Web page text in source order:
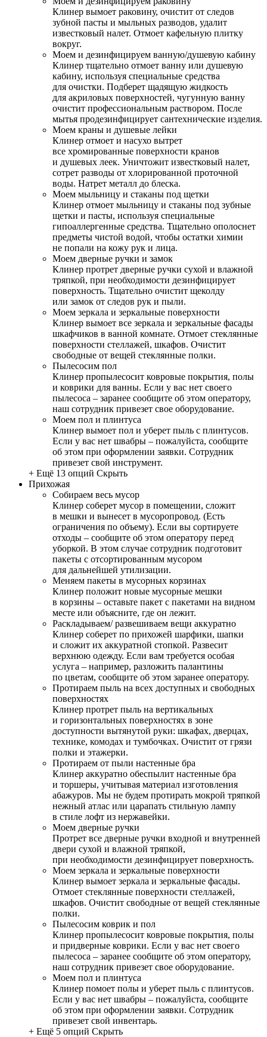
Клинер вымоет раковину, очистит от следов
зубной пасты и мыльных разводов, удалит
известковый налет. Отмоет кафельную плитку
вокруг.
Моем и дезинфицируем ванную/душевую кабину
Клинер тщательно отмоет ванну или душевую
кабину, используя специальные средства
для очистки. Подберет щадящую жидкость
для акриловых поверхностей, чугунную ванну
очистит профессиональным раствором. После
мытья продезинфицирует сантехнические изделия.
Моем краны и душевые лейки
Клинер отмоет и насухо вытрет
все хромированные поверхности кранов
и душевых леек. Уничтожит известковый налет,
сотрет разводы от хлорированной проточной
воды. Натрет металл до блеска.
Моем мыльницу и стаканы под щетки
Клинер отмоет мыльницу и стаканы под зубные
щетки и пасты, используя специальные
гипоаллергенные средства. Тщательно ополоснет
предметы чистой водой, чтобы остатки химии
не попали на кожу рук и лица.
Моем дверные ручки и замок
Клинер протрет дверные ручки сухой и влажной
тряпкой, при необходимости дезинфицирует
поверхность. Тщательно очистит щеколду
или замок от следов рук и пыли.
Моем зеркала и зеркальные поверхности
Клинер вымоет все зеркала и зеркальные фасады
шкафчиков в ванной комнате. Отмоет стеклянные
поверхности стеллажей, шкафов. Очистит
свободные от вещей стеклянные полки.
Пылесосим пол
Клинер пропылесосит ковровые покрытия, полы
и коврики для ванны. Если у вас нет своего
пылесоса – заранее сообщите об этом оператору,
наш сотрудник привезет свое оборудование.
Моем пол и плинтуса
Клинер вымоет пол и уберет пыль с плинтусов.
Если у вас нет швабры – пожалуйста, сообщите
об этом при оформлении заявки. Сотрудник
привезет свой инструмент.
+ Ещё 13 опций Скрыть
Прихожая
Собираем весь мусор
Клинер соберет мусор в помещении, сложит
в мешки и вынесет в мусоропровод. (Есть
ограничения по объему). Если вы сортируете
отходы – сообщите об этом оператору перед
уборкой. В этом случае сотрудник подготовит
пакеты с отсортированным мусором
для дальнейшей утилизации.
Меняем пакеты в мусорных корзинах
Клинер положит новые мусорные мешки
в корзины – оставьте пакет с пакетами на видном
месте или объясните, где он лежит.
Раскладываем/ развешиваем вещи аккуратно
Клинер соберет по прихожей шарфики, шапки
и сложит их аккуратной стопкой. Развесит
верхнюю одежду. Если вам требуется особая
услуга – например, разложить палантины
по цветам, сообщите об этом заранее оператору.
Протираем пыль на всех доступных и свободных
поверхностях
Клинер протрет пыль на вертикальных
и горизонтальных поверхностях в зоне
доступности вытянутой руки: шкафах, дверцах,
технике, комодах и тумбочках. Очистит от грязи
полки и этажерки.
Протираем от пыли настенные бра
Клинер аккуратно обеспылит настенные бра
и торшеры, учитывая материал изготовления
абажуров. Мы не будем протирать мокрой тряпкой
нежный атлас или царапать стильную лампу
в стиле лофт из нержавейки.
Моем дверные ручки
Протрет все дверные ручки входной и внутренней
двери сухой и влажной тряпкой,
при необходимости дезинфицирует поверхность.
Моем зеркала и зеркальные поверхности
Клинер вымоет зеркала и зеркальные фасады.
Отмоет стеклянные поверхности стеллажей,
шкафов. Очистит свободные от вещей стеклянные
полки.
Пылесосим коврик и пол
Клинер пропылесосит ковровые покрытия, полы
и придверные коврики. Если у вас нет своего
пылесоса – заранее сообщите об этом оператору,
наш сотрудник привезет свое оборудование.
Моем пол и плинтуса
Клинер помоет полы и уберет пыль с плинтусов.
Если у вас нет швабры – пожалуйста, сообщите
об этом при оформлении заявки. Сотрудник
привезет свой инвентарь.
+ Ещё 5 опций Скрыть